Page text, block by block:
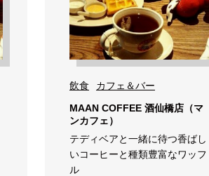
飲食
カフェ＆バー
MAAN COFFEE 酒仙橋店（マ
ンカフェ）
テディベアと一緒に待つ香ばし
いコーヒーと種類豊富なワッフ
ル